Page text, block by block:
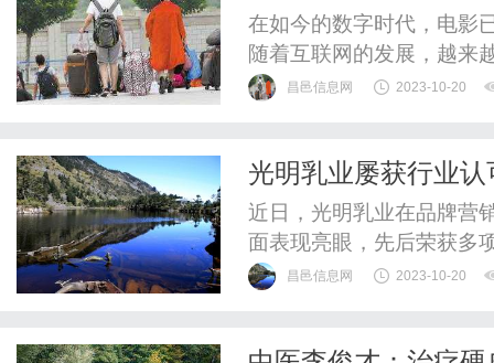
在如今的数字时代，电影
随着互联网的发展，越来
观影需求。其中，0959影
开0959影视的网站，就能
昌邑信息网 2023-10-20
光明乳业屡获行业
近日，光明乳业在品牌营
面表现亮眼，先后荣获多
能。在品牌营销传播方面
昌邑信息网 2023-10-20